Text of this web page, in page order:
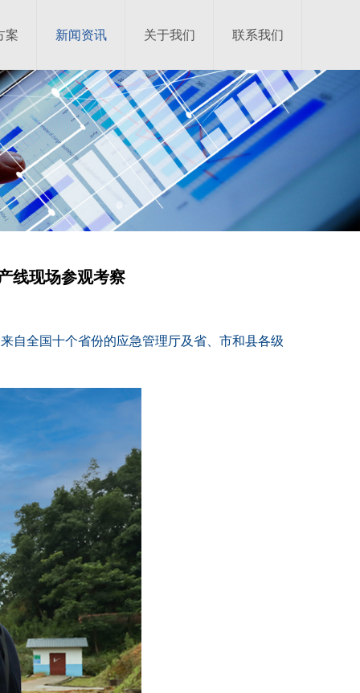
案 新闻资讯 关于我们 联系我们
线现场参观考察
自全国十个省份的应急管理厅及省、市和县各级